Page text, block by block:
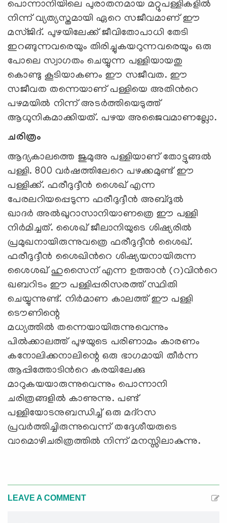
പൊന്നാനിയിലെ പുരാതനമായ മറ്റുപള്ളികളില്‍
നിന്ന് വ്യത്യസ്തമായി ഏറെ സജീവമാണ് ഈ
മസ്ജിദ്. പുഴയിലേക്ക് ജീവിതോപാധി തേടി
ഇറങ്ങുന്നവരെയും തിരിച്ചുകയറുന്നവരെയും ഒരു
പോലെ സ്വാഗതം ചെയ്യുന്ന പള്ളിയായതു
കൊണ്ടു കൂടിയാകണം ഈ സജീവത. ഈ
സജീവത തന്നെയാണ് പള്ളിയെ അതിന്‍റെ
പഴമയില്‍ നിന്ന് അടര്‍ത്തിയെടുത്ത്
ആധുനികമാക്കിയത്. പഴയ അജൈവമാണല്ലോ.
ചരിത്രം
ആദ്യകാലത്തെ ജുമുഅ പള്ളിയാണ് തോട്ടുങ്ങല്‍
പള്ളി. 800 വര്‍ഷത്തിലേറെ പഴക്കമുണ്ട് ഈ
പള്ളിക്ക്. ഫരീദുദ്ദീന്‍ ശൈഖ് എന്ന
പേരലറിയപ്പെടുന്ന ഫരീദുദ്ദീന്‍ അബ്ദുല്‍
ഖാദര്‍ അല്‍ഖുറാസാനിയാണത്രെ ഈ പള്ളി
നിര്‍മിച്ചത്. ശൈഖ് ജീലാനിയുടെ ശിഷ്യരില്‍
പ്രമുഖനായിരുന്നുവത്രെ ഫരീദുദ്ദീന്‍ ശൈഖ്.
ഫരീദുദ്ദീന്‍ ശൈഖിന്‍റെ ശിഷ്യയനായിരുന്ന
ശൈശഖ് ഹുസൈന് ‍എന്ന ഉത്താന്‍ (റ)വിന്‍റെ
ഖബറിടം ഈ പള്ളിപ്പരിസരത്ത് സ്ഥിതി
ചെയ്യുന്നുണ്ട്. നിര്‍മാണ കാലത്ത് ഈ പള്ളി
ടൌണിന്റെ
മധ്യത്തില്‍ തന്നെയായിരുന്നുവെന്നും
പില്‍ക്കാലത്ത് പുഴയുടെ പരിണാമം കാരണം
കനോലിക്കനാലിന്റെ ഒരു ഭാഗമായി തീര്‍ന്ന
ആപ്പിത്തോടിന്‍റെ കരയിലേക്കു
മാറുകയയാരുന്നുവെന്നും പൊന്നാനി
ചരിത്രങ്ങളില്‍ കാണുന്നു. പണ്ട്
പള്ളിയോടനുബന്ധിച്ച് ഒരു മദ്റസ
പ്രവര്‍ത്തിച്ചിരുന്നുവെന്ന് തദ്ദേശീയരുടെ
വാമൊഴിചരിത്രത്തില്‍ നിന്ന് മനസ്സിലാകുന്നു.
LEAVE A COMMENT